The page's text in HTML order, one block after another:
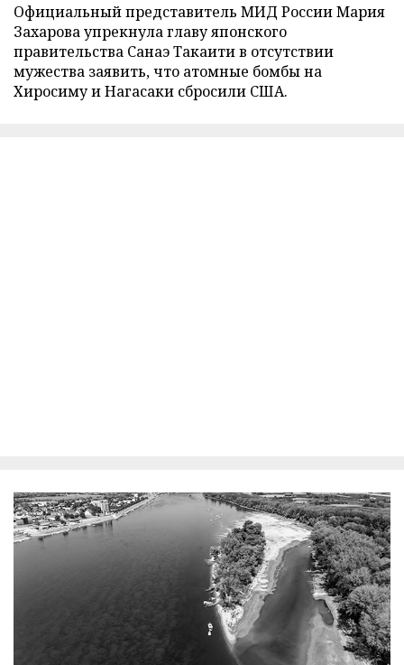
Официальный представитель МИД России Мария
Захарова упрекнула главу японского
правительства Санаэ Такаити в отсутствии
мужества заявить, что атомные бомбы на
Хиросиму и Нагасаки сбросили США.